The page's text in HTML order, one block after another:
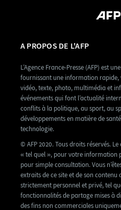
A PROPOS DE L'AFP
L’Agence France-Presse (AFP) est
fournissant une information rapide,
vidéo, texte, photo, multimédia et
événements qui font l’actualité
conflits à la politique, au sport, au
développements en matière de
technologie.
© AFP 2020. Tous droits réservés.
« tel quel », pour votre information
pour simple consultation. Vous
extraits de ce site et de son contenu
strictement personnel et privé, tel
fonctionnalités de partage mises à
des fins non commerciales